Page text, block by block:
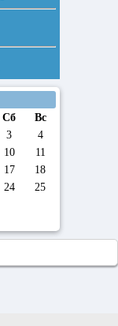
Сб
Вс
3
4
10
11
17
18
24
25